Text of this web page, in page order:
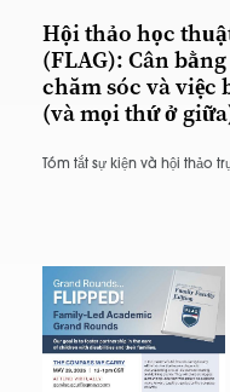
Hội thảo học
(FLAG): Cân
chăm sóc và việc
(và mọi thứ ở
Tóm tắt sự kiện và hội thảo